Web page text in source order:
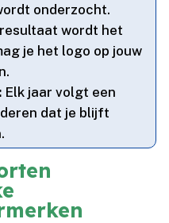
onderzocht.​
wordt het
je het logo op jouw
Elk jaar volgt een
dat je blijft